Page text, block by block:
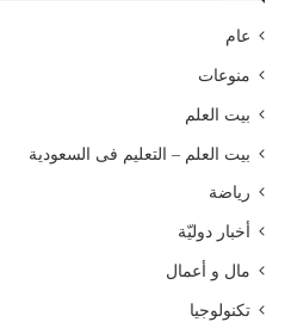
و
ن
ي
ل
م
ح
عام
منوعات
بيت العلم
بيت العلم – التعليم فى السعودية
رياضة
أخبار دوليّة
مال و أعمال
تكنولوجيا